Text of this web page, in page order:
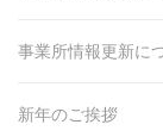
事業所情報更新に
新年のご挨拶